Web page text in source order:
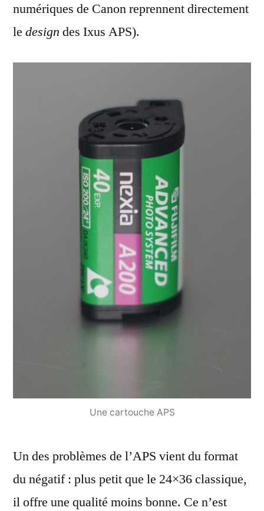
numériques de Canon reprennent directement
le design des Ixus APS).
Une cartouche APS
Un des problèmes de l’APS vient du format
du négatif : plus petit que le 24×36 classique,
il offre une qualité moins bonne. Ce n’est